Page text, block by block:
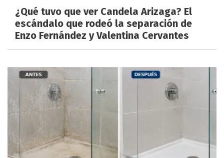
¿Qué tuvo que ver Candela Arizaga? El
escándalo que rodeó la separación de
Enzo Fernández y Valentina Cervantes